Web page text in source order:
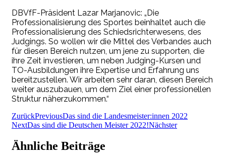
DBVfF-Präsident Lazar Marjanovic: „Die
Professionalisierung des Sportes beinhaltet auch die
Professionalisierung des Schiedsrichterwesens, des
Judgings. So wollen wir die Mittel des Verbandes auch
für diesen Bereich nutzen, um jene zu supporten, die
ihre Zeit investieren, um neben Judging-Kursen und
TO-Ausbildungen ihre Expertise und Erfahrung uns
bereitzustellen. Wir arbeiten sehr daran, diesen Bereich
weiter auszubauen, um dem Ziel einer professionellen
Struktur näherzukommen.“
ZurückPreviousDas sind die Landesmeister:innen 2022
NextDas sind die Deutschen Meister 2022!Nächster
Ähnliche Beiträge